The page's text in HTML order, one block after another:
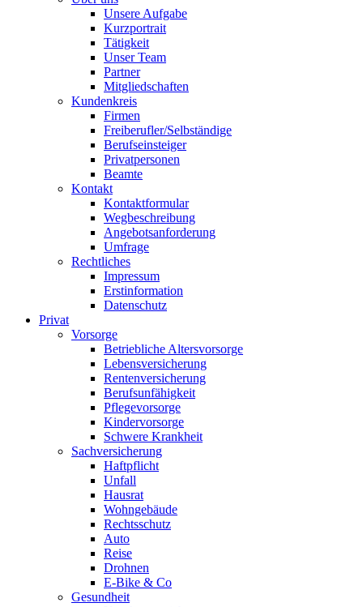
Unsere Aufgabe
Kurzportrait
Tätigkeit
Unser Team
Partner
Mitgliedschaften
Kundenkreis
Firmen
Freiberufler/Selbständige
Berufseinsteiger
Privatpersonen
Beamte
Kontakt
Kontaktformular
Wegbeschreibung
Angebotsanforderung
Umfrage
Rechtliches
Impressum
Erstinformation
Datenschutz
Privat
Vorsorge
Betriebliche Altersvorsorge
Lebensversicherung
Rentenversicherung
Berufsunfähigkeit
Pflegevorsorge
Kindervorsorge
Schwere Krankheit
Sachversicherung
Haftpflicht
Unfall
Hausrat
Wohngebäude
Rechtsschutz
Auto
Reise
Drohnen
E-Bike & Co
Gesundheit